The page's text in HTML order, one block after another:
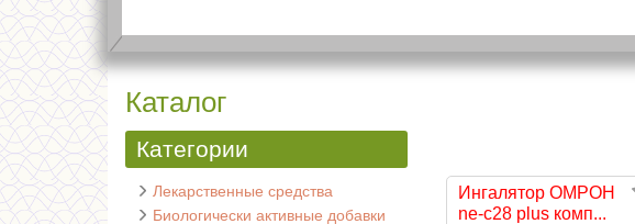
Каталог
Категории
Лекарственные средства
Биологически активные добавки
Ингалятор ОМРОН
ne-c28 plus комп...